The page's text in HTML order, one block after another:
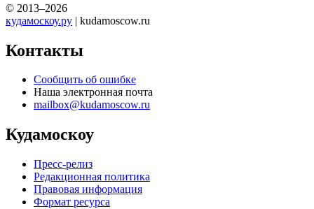
© 2013–2026
кудамоскоу.ру | kudamoscow.ru
Контакты
Сообщить об ошибке
Наша электронная почта
mailbox@kudamoscow.ru
Кудамоскоу
Пресс-релиз
Редакционная политика
Правовая информация
Формат ресурса